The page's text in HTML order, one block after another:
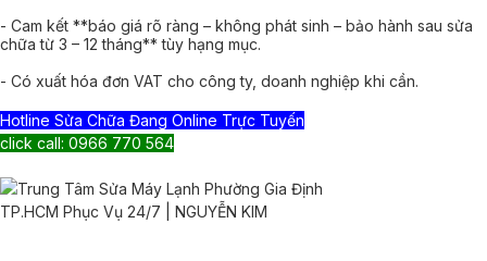
- Cam kết **báo giá rõ ràng – không phát sinh – bảo hành sau sửa
chữa từ 3 – 12 tháng** tùy hạng mục.
- Có xuất hóa đơn VAT cho công ty, doanh nghiệp khi cần.
Hotline Sửa Chữa Đang Online Trực Tuyến
click call: 0966 770 564